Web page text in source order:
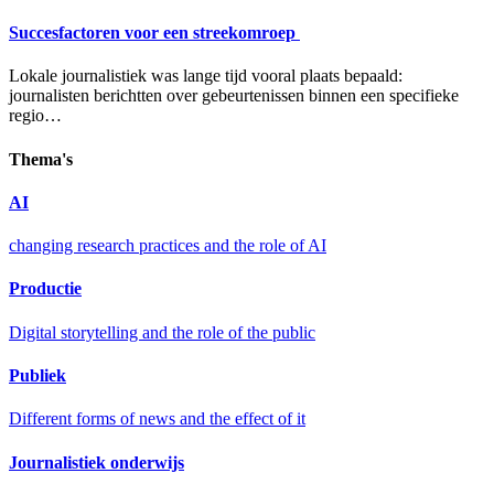
Succesfactoren voor een streekomroep
Lokale journalistiek was lange tijd vooral plaats bepaald:
journalisten berichtten over gebeurtenissen binnen een specifieke
regio…
Thema's
AI
changing research practices and the role of AI
Productie
Digital storytelling and the role of the public
Publiek
Different forms of news and the effect of it
Journalistiek onderwijs